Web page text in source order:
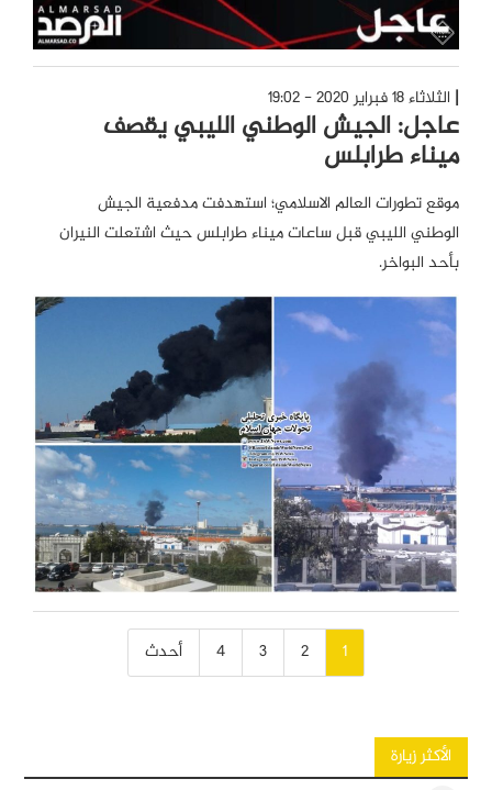
الثلاثاء 18 فبراير 2020 - 19:02
عاجل: الجيش الوطني الليبي يقصف
ميناء طرابلس
موقع تطورات العالم الاسلامي؛ استهدفت مدفعية الجيش
الوطني الليبي قبل ساعات ميناء طرابلس حيث اشتعلت النيران
بأحد البواخر.
1
2
3
4 أحدث
الأكثر زيارة